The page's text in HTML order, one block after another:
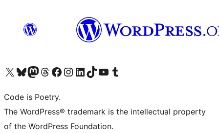
Visit our X (formerly Twitter) account
ഞങ്ങളുടെ ബ്ലൂസ്കൈ അക്കൗണ്ട് സന്ദർശിക്കുക
Visit our Mastodon account
ഞങ്ങളുടെ ത്രെഡ്സ് അക്കൗണ്ട് സന്ദർശിക്കുക
Visit our Facebook page
Visit our Instagram account
Visit our LinkedIn account
ഞങ്ങളുടെ ടിക് ടോക് അക്കൗണ്ട് സന്ദർശിക്കുക
Visit our YouTube channel
ഞങ്ങളുടെ ടംബ്ലർ അക്കൗണ്ട് സന്ദർശിക്കുക
Code is Poetry.
The WordPress® trademark is the intellectual property
of the WordPress Foundation.